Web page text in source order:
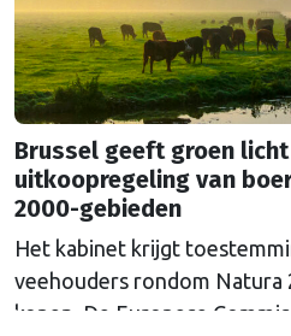
Brussel geeft groen
uitkoopregeling van
2000-gebieden
Het kabinet krijgt
veehouders rondom Natura
kopen. De Europese